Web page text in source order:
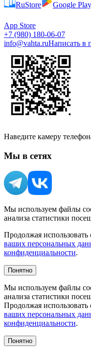
RuStore Google Play
App Store
+7 (980) 180-06-07
info@vahta.ruНаписать в
Наведите камеру
Мы в сетях
Мы используем файлы
анализа статистики
Продолжая использовать
ваших персональных
конфиденциальности.
Понятно
Мы используем файлы
анализа статистики
Продолжая использовать
ваших персональных
конфиденциальности.
Понятно